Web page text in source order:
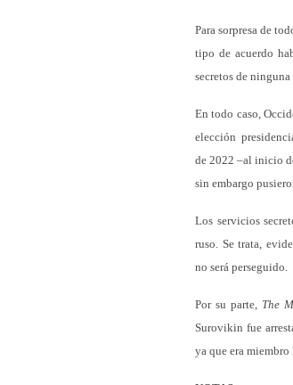
Para sorpresa de
tipo de acuerdo
secretos de
En todo caso,
elección
de 2022 –al inicio
sin embargo
Los servicios
ruso. Se trata,
no será perseguido.
Por su parte, The
Surovikin fue
ya que era